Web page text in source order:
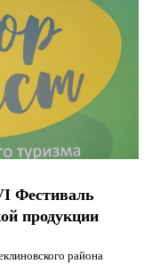
Фестиваль
продукции
района